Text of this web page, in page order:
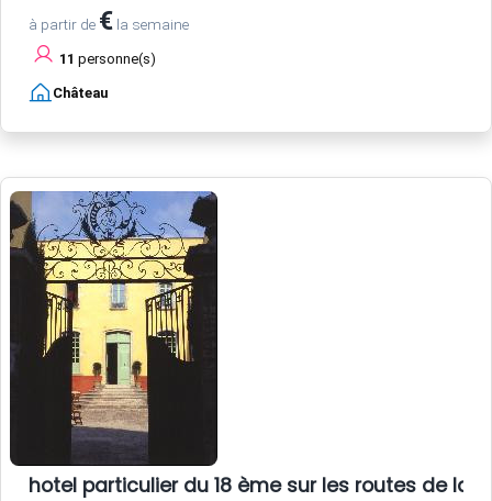
à partir de € la semaine
11 personne(s)
Château
hotel particulier du 18 ème sur les routes de la